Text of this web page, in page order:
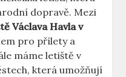
dopravě. Mezi
Václava ​Havla v
​pro přílety a
máme letiště ⁢v
která umožňují